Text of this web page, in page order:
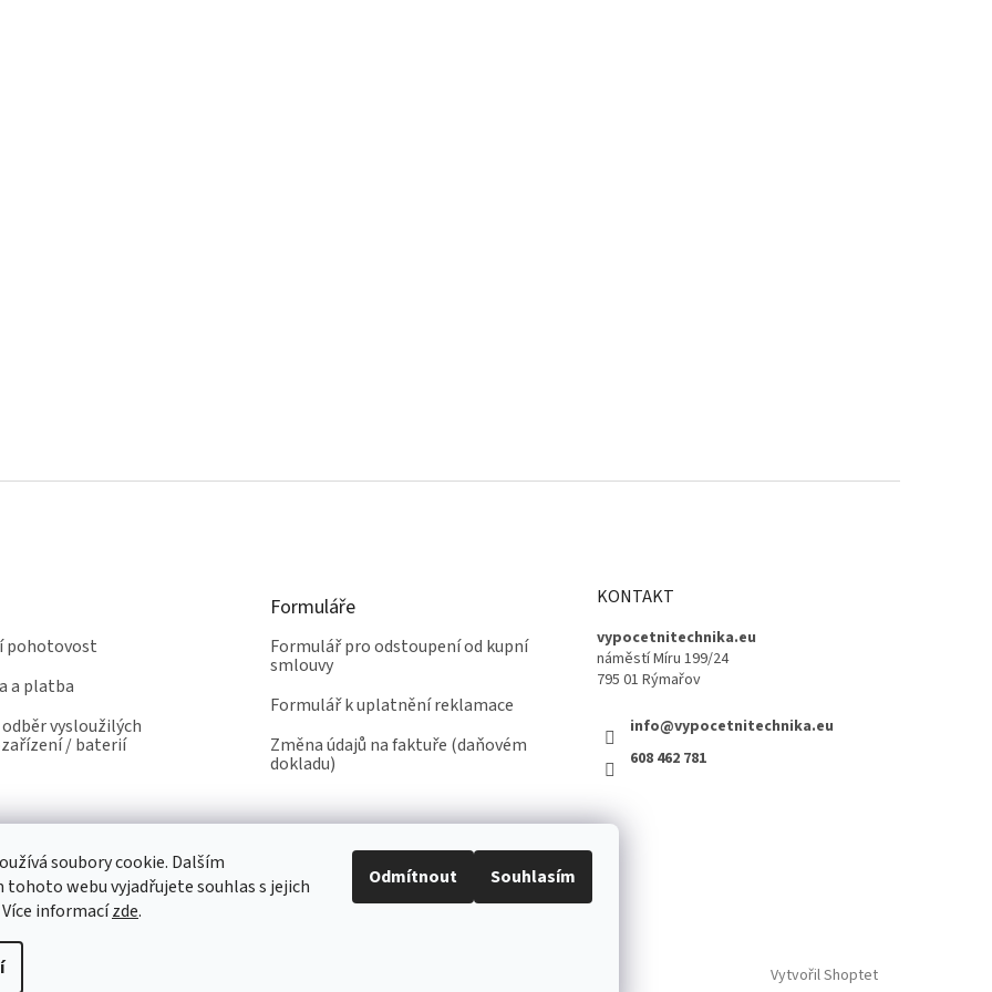
soubory cookie. Dalším
tohoto webu vyjadřujete souhlas s jejich
informacízde.
Odmítnout Souhlasím
pohotovost
a platba
vysloužilých
/ baterií
Formuláře
Formulář pro odstoupení od kupní
smlouvy
Formulář k uplatnění reklamace
Změna údajů na faktuře (daňovém
dokladu)
KONTAKT
vypocetnitechnika.eu
náměstí Míru 199/24
795 01 Rýmařov
info@vypocetnitechnika.eu
608 462 781
Vytvořil Shoptet